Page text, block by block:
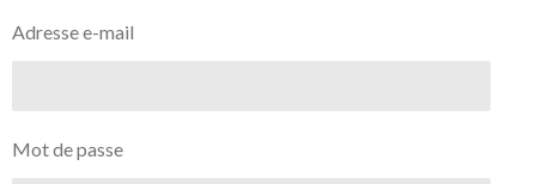
Adresse e-mail
Mot de passe